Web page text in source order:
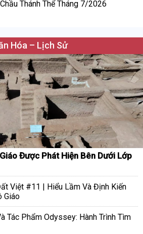
Thánh Thể Tháng 7/2026
Hóa – Lịch Sử
Được Phát Hiện Bên Dưới Lớp
Việt #11 | Hiểu Lầm Và Định Kiến
Giáo
Tác Phẩm Odyssey: Hành Trình Tìm